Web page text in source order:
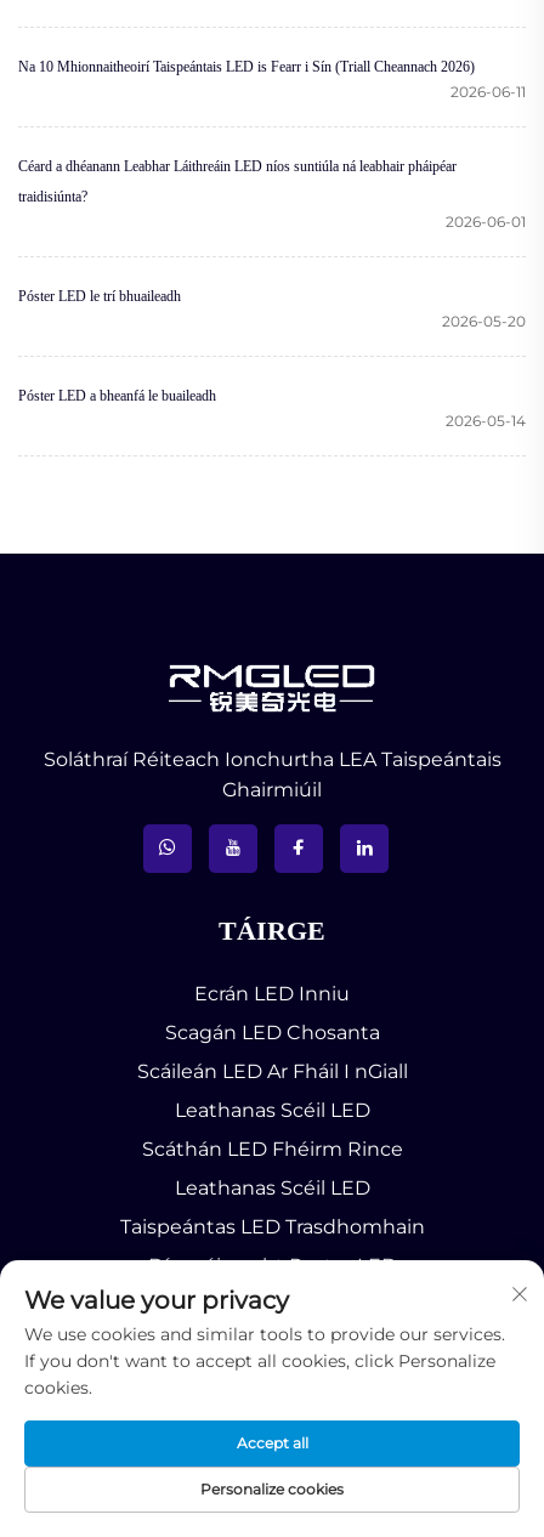
Na 10 Mhionnaitheoirí Taispeántais LED is Fearr i Sín (Triall Cheannach 2026)
2026-06-11
Céard a dhéanann Leabhar Láithreáin LED níos suntiúla ná leabhair pháipéar
traidisiúnta?
2026-06-01
Póster LED le trí bhuaileadh
2026-05-20
Póster LED a bheanfá le buaileadh
2026-05-14
Soláthraí Réiteach Ionchurtha LEA Taispeántais
Ghairmiúil
TÁIRGE
Ecrán LED Inniu
Scagán LED Chosanta
Scáileán LED Ar Fháil I nGiall
Leathanas Scéil LED
Scáthán LED Fhéirm Rince
Leathanas Scéil LED
Taispeántas LED Trasdhomhain
Díospóireacht Poster LED
Taispeántas LED Do Bhoithín DJ & Do Chonsól DJ
Taispeántas Sciorrach LED
Ballroom Oíche LED Fáilte
Taispeántas Cruthaitheach LED
We value your privacy
We use cookies and similar tools to provide our services.
If you don't want to accept all cookies, click Personalize
cookies.
Personalize cookies
Accept all